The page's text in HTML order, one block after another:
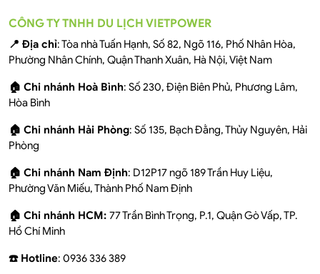
CÔNG TY TNHH DU LỊCH VIETPOWER
📍 Địa chỉ: Tòa nhà Tuấn Hạnh, Số 82, Ngõ 116, Phố Nhân Hòa,
Phường Nhân Chính, Quận Thanh Xuân, Hà Nội, Việt Nam
🏠 Chi nhánh Hoà Bình: Số 230, Điện Biên Phủ, Phương Lâm,
Hòa Bình
🏠 Chi nhánh Hải Phòng: Số 135, Bạch Đằng, Thủy Nguyên, Hải
Phòng
🏠 Chi nhánh Nam Định: D12P17 ngõ 189 Trần Huy Liệu,
Phường Văn Miếu, Thành Phố Nam Định
🏠 Chi nhánh HCM: 77 Trần Bình Trọng, P.1, Quận Gò Vấp, TP.
Hồ Chí Minh
☎️ Hotline: 0936 336 389